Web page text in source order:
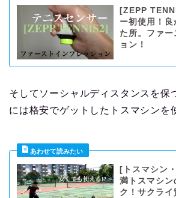
[ZEPP
ー初使用！良
た所。ファ
ョン！
そしてソーシャルディスタンスを保
には格安でゲットしたトスマシンを
[トスマシン
満トスマシン
ク！サクラ